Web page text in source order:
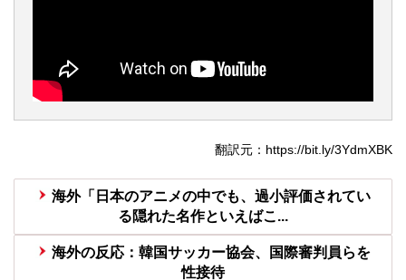
翻訳元：https://bit.ly/3YdmXBK
海外「日本のアニメの中でも、過小評価されてい
る隠れた名作といえばこ...
海外の反応：韓国サッカー協会、国際審判員らを
性接待